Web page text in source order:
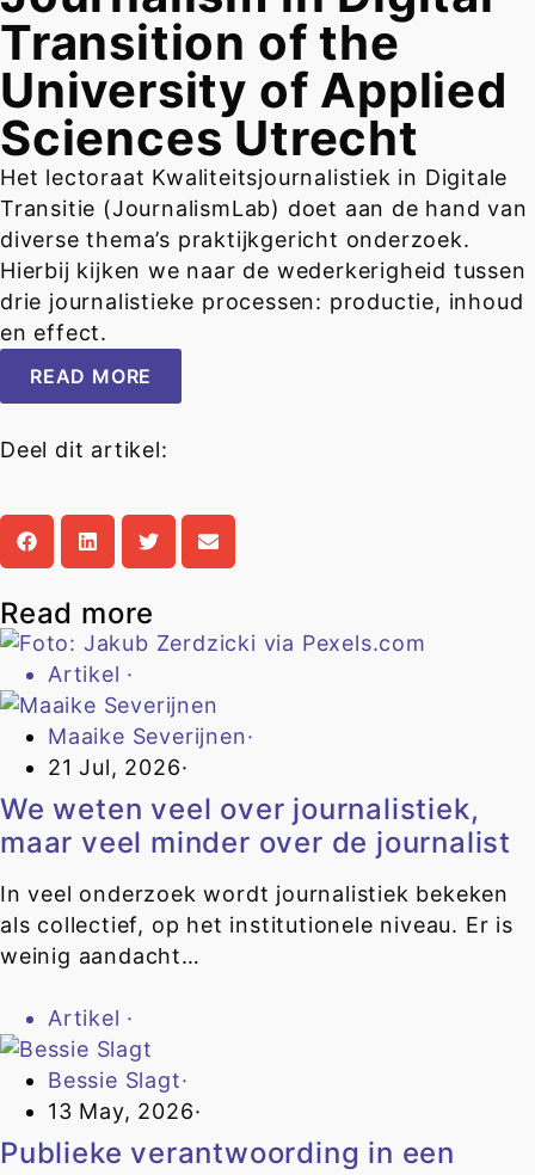
Transition of the
University of Applied
Sciences Utrecht
Het lectoraat Kwaliteitsjournalistiek in Digitale
Transitie (JournalismLab) doet aan de hand van
diverse thema’s praktijkgericht onderzoek.
Hierbij kijken we naar de wederkerigheid tussen
drie journalistieke processen: productie, inhoud
en effect.
READ MORE
Deel dit artikel:
Read more
Artikel ·
Maaike Severijnen·
21 Jul, 2026·
We weten veel over journalistiek,
maar veel minder over de journalist
In veel onderzoek wordt journalistiek bekeken
als collectief, op het institutionele niveau. Er is
weinig aandacht…
Artikel ·
Bessie Slagt·
13 May, 2026·
Publieke verantwoording in een